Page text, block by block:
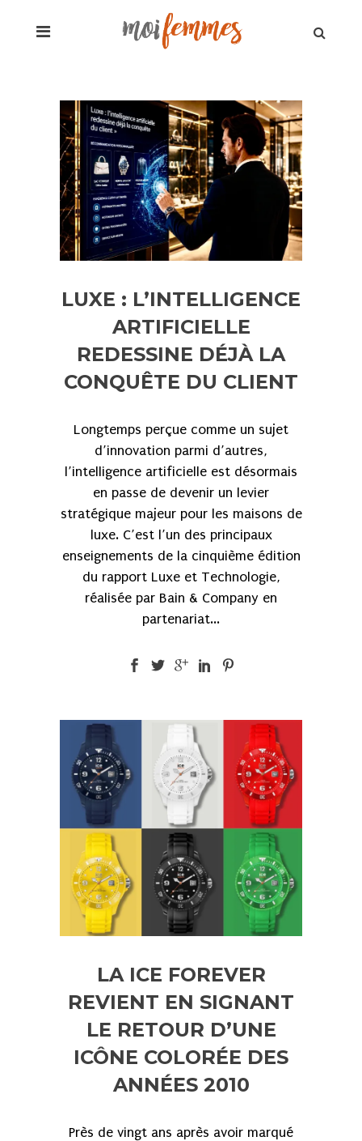
LUXE : L’INTELLIGENCE
ARTIFICIELLE
REDESSINE DÉJÀ LA
CONQUÊTE DU CLIENT
Longtemps perçue comme un sujet
d’innovation parmi d’autres,
l’intelligence artificielle est désormais
en passe de devenir un levier
stratégique majeur pour les maisons de
luxe. C’est l’un des principaux
enseignements de la cinquième édition
du rapport Luxe et Technologie,
réalisée par Bain & Company en
partenariat...
LA ICE FOREVER
REVIENT EN SIGNANT
LE RETOUR D’UNE
ICÔNE COLORÉE DES
ANNÉES 2010
Près de vingt ans après avoir marqué